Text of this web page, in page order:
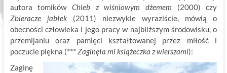
autora tomikówChleb z wiśniowym dżemem (2000) czy
Zbieracze jabłek(2011) niezwykle wyraziście, mówią o
obecności człowieka i jego pracy w najbliższym środowisku, o
przemijaniu oraz pamięci kształtowanej przez miłość i
poczucie piękna (*** Zaginęła mi książeczka z wierszami):
Zaginę